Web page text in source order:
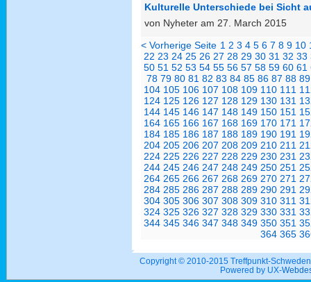
Kulturelle Unterschiede bei Sicht
von Nyheter am 27. March 2015
< Vorherige Seite 1 2 3 4 5 6 7 8 9 10
22 23 24 25 26 27 28 29 30 31 32 33
50 51 52 53 54 55 56 57 58 59 60 61
78 79 80 81 82 83 84 85 86 87 88 89
104 105 106 107 108 109 110 111
124 125 126 127 128 129 130 131
144 145 146 147 148 149 150 151
164 165 166 167 168 169 170 171
184 185 186 187 188 189 190 191
204 205 206 207 208 209 210 211
224 225 226 227 228 229 230 231
244 245 246 247 248 249 250 251
264 265 266 267 268 269 270 271
284 285 286 287 288 289 290 291
304 305 306 307 308 309 310 311
324 325 326 327 328 329 330 331
344 345 346 347 348 349 350 351
364 365
Copyright © 2010-2015 Treffpunkt-
Powered by UX-